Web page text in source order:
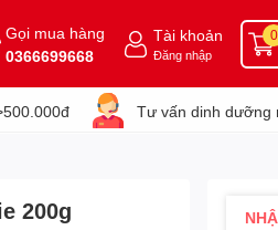
Gọi mua hàng
0366699668
Tài khoản
Đăng nhập
0
Tư vấn dinh dưỡng
200g